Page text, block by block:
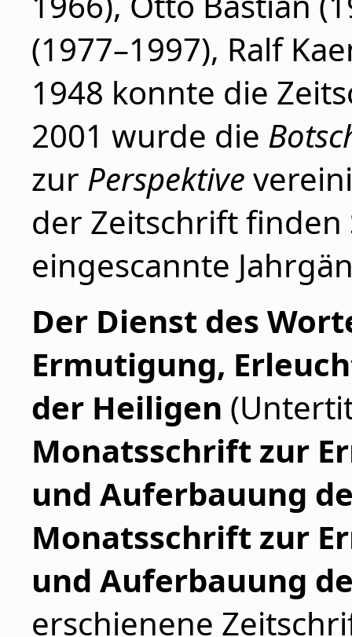
(1977–1997), Ralf
1948 konnte die
2001 wurde die
zur Perspektive
der Zeitschrift finden
eingescannte
Der Dienst des
Ermutigung,
der Heiligen
Monatsschrift zur
und Auferbauung
Monatsschrift zur
und Auferbauung
erschienene